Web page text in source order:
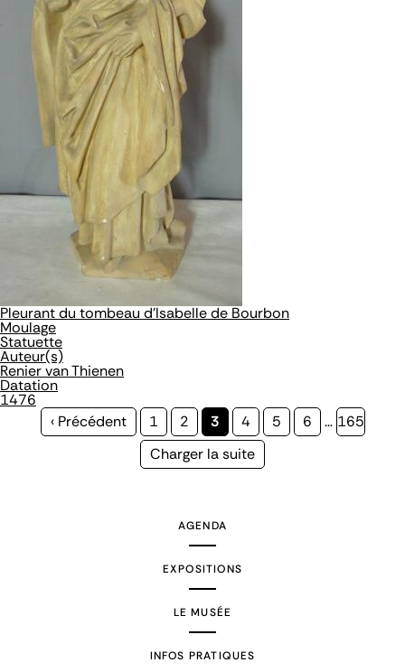
Pleurant du tombeau d'Isabelle de Bourbon
Moulage
Statuette
Auteur(s)
Renier van Thienen
Datation
1476
Page
‹ Précédent Page
1 Page
2
Page
courante
3 Page
4 Page
5 Page
6 … Page
165
Page
Charger la suite
AGENDA
EXPOSITIONS
LE MUSÉE
INFOS PRATIQUES